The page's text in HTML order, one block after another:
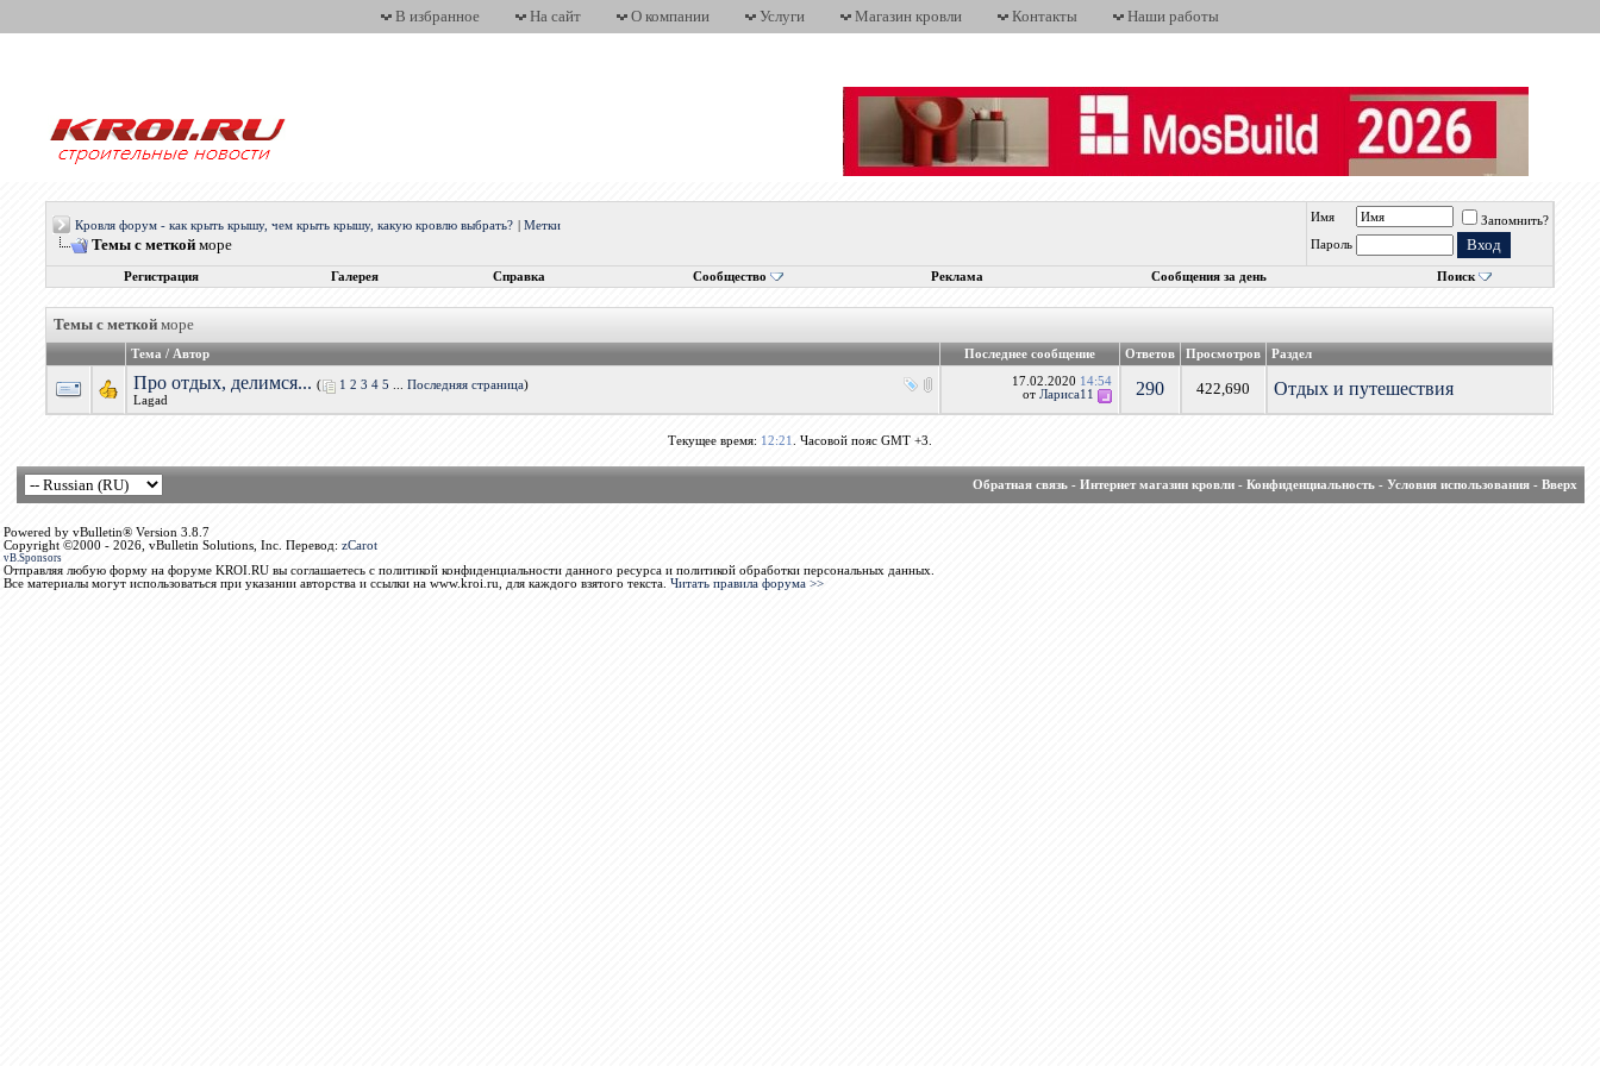
В избранное На сайт О компании Услуги Магазин кровли Контакты Наши работы
Кровля форум - как крыть крышу, чем крыть крышу, какую кровлю выбрать? |Метки
Темы с меткойморе
Имя
Запомнить?
Пароль
Регистрация Галерея Справка Сообщество Реклама Сообщения за день Поиск
Темы с меткойморе
Тема / Автор Последнее сообщение Ответов Просмотров Раздел
Про отдых, делимся... ( 1 2 3 4 5 ...Последняя страница)
Lagad
17.02.2020 14:54
отЛариса11 290 422,690 Отдых и путешествия
Текущее время: 12:21 . Часовой пояс GMT +3.
Обратная связь- Интернет магазин кровли- Конфиденциальность- Условия использования- Вверх
Powered by vBulletin® Version 3.8.7
Copyright ©2000 - 2026, vBulletin Solutions, Inc. Перевод: zCarot
vB.Sponsors
Отправляя любую форму на форуме KROI.RU вы соглашаетесь с политикой конфиденциальности данного ресурса и политикой обработки персональных данных.
Все материалы могут использоваться при указании авторства и ссылки на www.kroi.ru, для каждого взятого текста. Читать правила форума >>